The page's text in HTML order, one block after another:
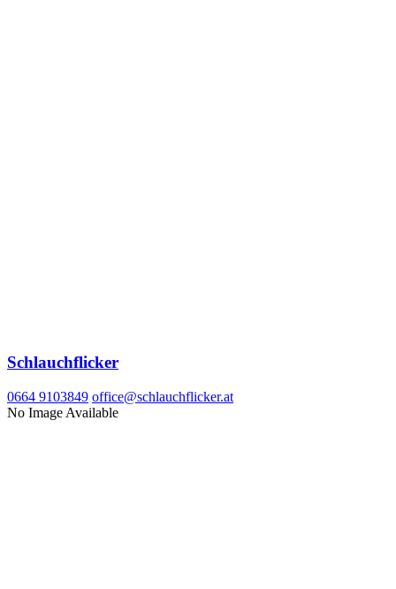
Schlauchflicker
0664 9103849 office@schlauchflicker.at
No Image Available